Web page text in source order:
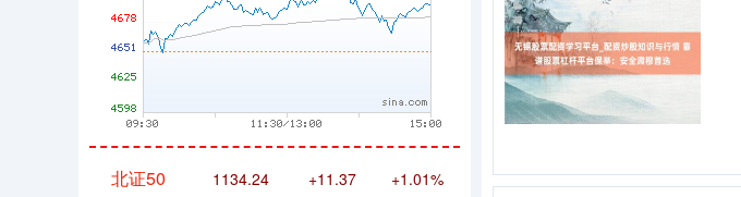
北证50 1134.24 +11.37 +1.01%